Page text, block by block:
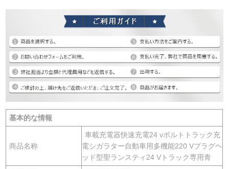
基本的な情報
商品名称
車載充電器快速充電24 vボルトトラック充
電シガラター自動車用多機能220 Vプラグヘ
ッド型聖ランスティ24 Vトラック専用青